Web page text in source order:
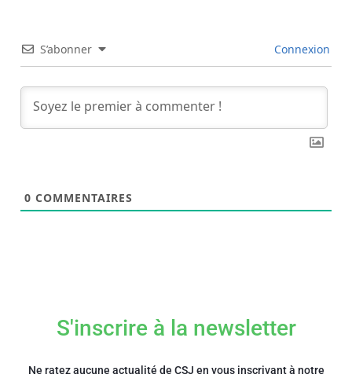
S’abonner Connexion
0 COMMENTAIRES
S'inscrire à la newsletter
Ne ratez aucune actualité de CSJ en vous inscrivant à notre